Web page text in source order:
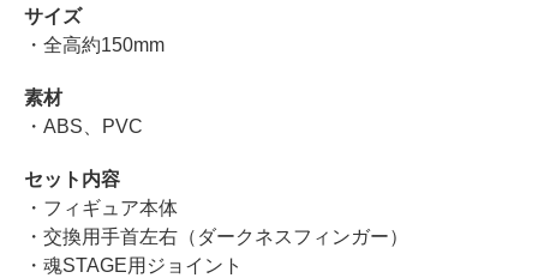
サイズ
・全高約150mm
素材
・ABS、PVC
セット内容
・フィギュア本体
・交換用手首左右（ダークネスフィンガー）
・魂STAGE用ジョイント